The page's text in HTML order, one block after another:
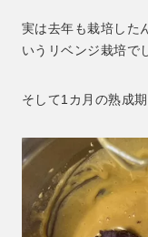
実は去年も栽培した
いうリベンジ栽培で
そして1カ月の熟成